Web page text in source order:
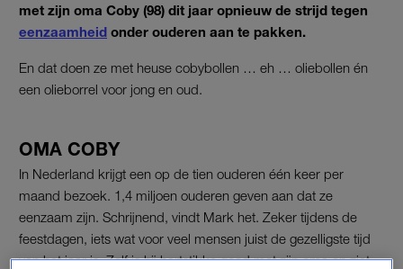
met zijn oma Coby (98) dit jaar opnieuw de strijd tegen
eenzaamheid onder ouderen aan te pakken.
En dat doen ze met heuse cobybollen … eh … oliebollen én
een olieborrel voor jong en oud.
OMA COBY
In Nederland krijgt een op de tien ouderen één keer per
maand bezoek. 1,4 miljoen ouderen geven aan dat ze
eenzaam zijn. Schrijnend, vindt Mark het. Zeker tijdens de
feestdagen, iets wat voor veel mensen juist de gezelligste tijd
van het jaar is. Zelf is hij hartstikke goed met zijn oma en ziet